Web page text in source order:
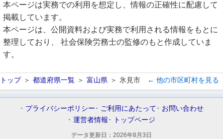
本ページは実務での利用を想定し、情報の正確性に配慮して
掲載しています。
本ページは、公開資料および実務で利用される情報をもとに
整理しており、 社会保険労務士の監修のもと作成していま
す。
トップ 都道府県一覧 富山県 氷見市 ← 他の市区町村を見る
プライバシーポリシー ご利用にあたって
お問い合わせ
運営者情報
トップページ
データ更新日： 2026年8月3日